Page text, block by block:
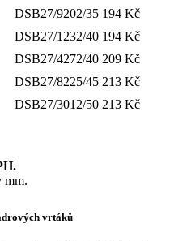
DSB27/9202/35 194 Kč
DSB27/1232/40 194 Kč
DSB27/4272/40 209 Kč
DSB27/8225/45 213 Kč
DSB27/3012/50 213 Kč
mm.
vrtáků